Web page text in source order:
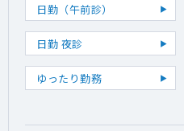
日勤（午前診）
日勤 夜診
ゆったり勤務